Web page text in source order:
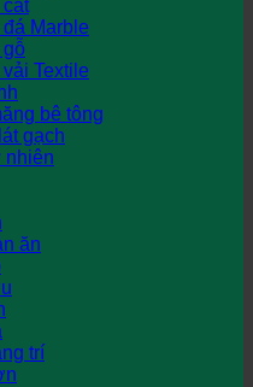
cát
Marble
gỗ
Textile
bê tông
gạch
nhiên
ăn
trí